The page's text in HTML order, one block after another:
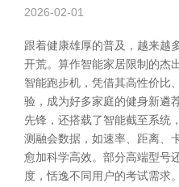
2026-02-01
跟着健康雄厚的普及，越来越
开荒。算作智能家居限制的杰
智能跑步机，凭借其高性价比
验，成为好多家庭的健身新遴
先锋，还搭载了智能截至系统
测融会数据，如速率、距离、
愈加科学高效。部分高端型号
度，恬逸不同用户的考试需求